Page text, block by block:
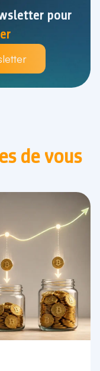
pour
de vous